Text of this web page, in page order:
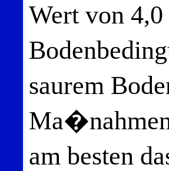
Wert von
saurem
am besten